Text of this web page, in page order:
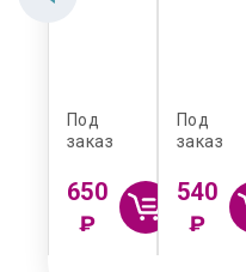
Под
заказ
650
₽
Под
заказ
540
₽